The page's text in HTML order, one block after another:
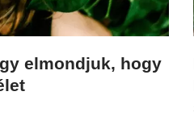
elmondjuk, hogy